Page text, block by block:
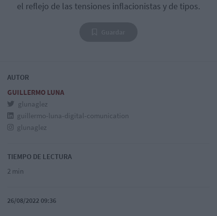
el reflejo de las tensiones inflacionistas y de tipos.
AUTOR
GUILLERMO LUNA
glunaglez
guillermo-luna-digital-comunication
glunaglez
TIEMPO DE LECTURA
2 min
26/08/2022 09:36